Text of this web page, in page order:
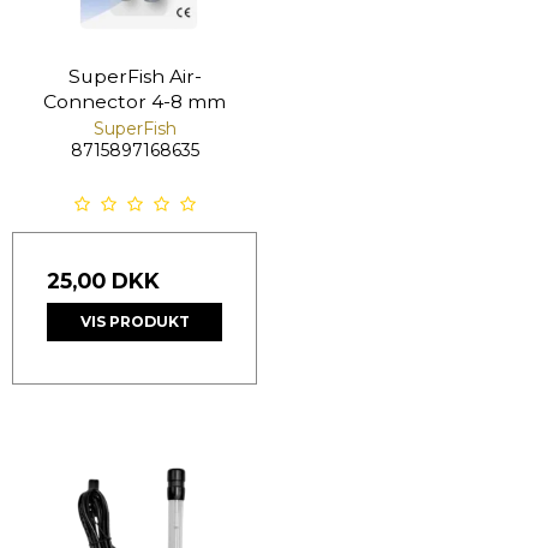
SuperFish Air-
Connector 4-8 mm
SuperFish
8715897168635
25,00 DKK
VIS PRODUKT